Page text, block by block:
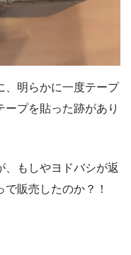
、明らかに一度テープ
プを貼った跡があり
、もしやヨドバシが返
販売したのか？！